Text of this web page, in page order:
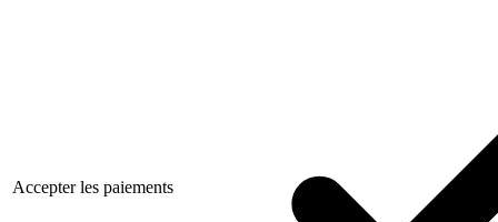
Accepter les paiements